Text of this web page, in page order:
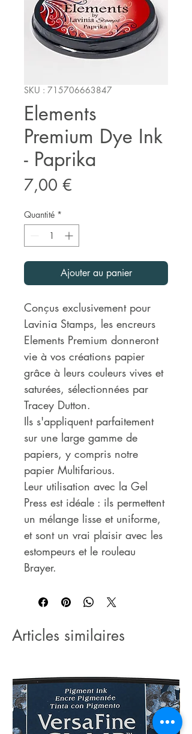
SKU : 715706663847
Elements
Premium Dye Ink
- Paprika
7,00 €
Quantité *
Ajouter au panier
Conçus exclusivement pour
Lavinia Stamps, les encreurs
Elements Premium donneront
vie à vos créations papier
grâce à leurs couleurs vives et
saturées, sélectionnées par
Tracey Dutton.
Ils s'appliquent parfaitement
sur une large gamme de
papiers, y compris notre
papier Multifarious.
Leur utilisation avec la Gel
Press est idéale : ils permettent
un mélange lisse et uniforme,
et sont un vrai plaisir avec les
estompeurs et le rouleau
Brayer.
Articles similaires